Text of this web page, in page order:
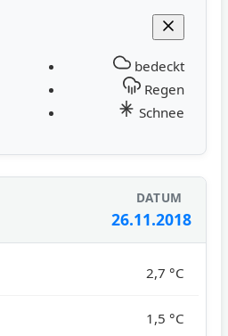
bedeckt
Regen
Schnee
26.11.2018
2,7 °C
1,5 °C